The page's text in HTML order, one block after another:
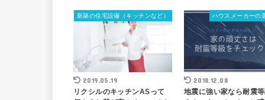
新築の住宅設備（キッチンなど）
2019.05.19
リクシルのキッチンASって
ハウスメーカーの
2018.12.08
地震に強い家なら耐震